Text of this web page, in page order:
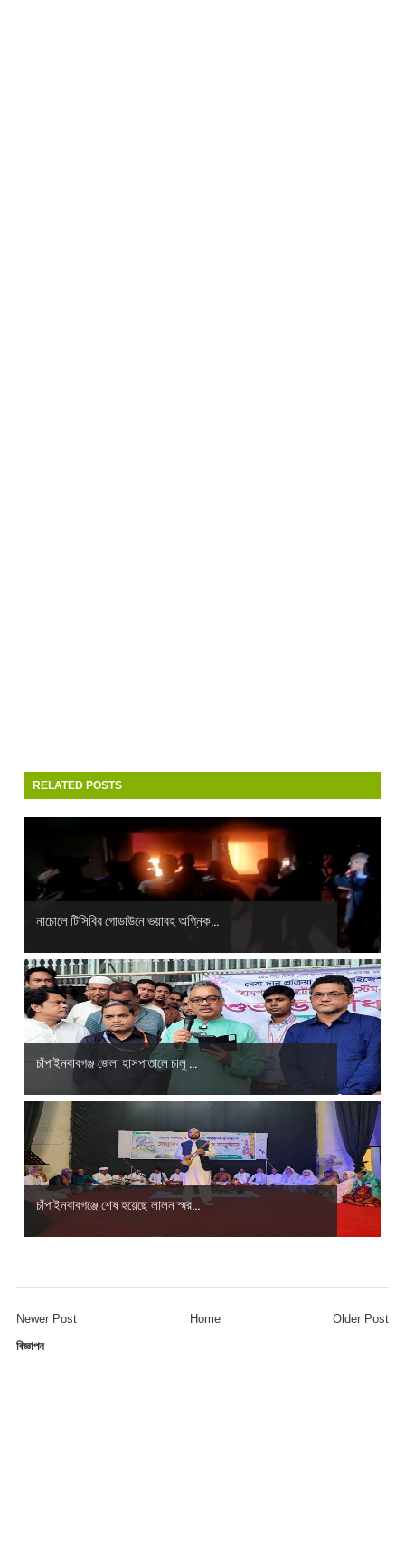
RELATED POSTS
নাচোলে টিসিবির গোডাউনে ভয়াবহ অগ্নিক...
চাঁপাইনবাবগঞ্জ জেলা হাসপাতালে চালু ...
চাঁপাইনবাবগঞ্জে শেষ হয়েছে লালন স্মর...
Newer Post Older Post
Home
বিজ্ঞাপন